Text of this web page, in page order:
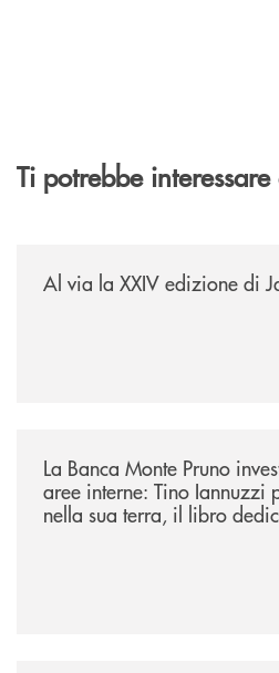
Ti potrebbe
Al via la XXIV edizione di
La Banca Monte Pruno
aree interne: Tino Iannuzzi
nella sua terra, il libro